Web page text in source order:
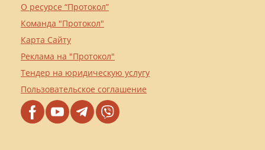
О ресурсе “Протокол”
Команда "Протокол"
Карта Сайту
Реклама на "Протокол"
Тендер на юридическую услугу
Пользовательское соглашение